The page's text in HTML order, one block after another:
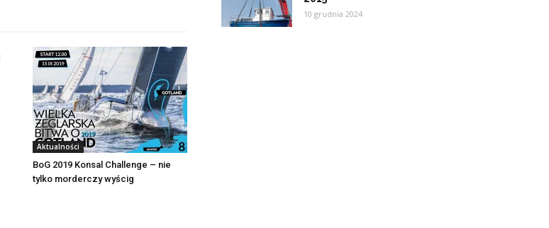
Aktualności
BoG 2019 Konsal Challenge – nie
tylko morderczy wyścig
10 grudnia 2024